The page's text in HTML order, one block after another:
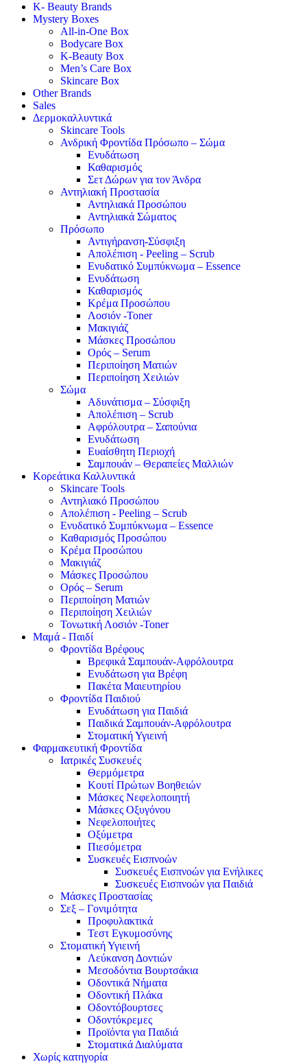
K- Beauty Brands
Mystery Boxes
All-in-One Box
Bodycare Box
K-Beauty Box
Men’s Care Box
Skincare Box
Other Brands
Sales
Δερμοκαλλυντικά
Skincare Tools
Ανδρική Φροντίδα Πρόσωπο – Σώμα
Ενυδάτωση
Καθαρισμός
Σετ Δώρων για τον Άνδρα
Αντηλιακή Προστασία
Αντηλιακά Προσώπου
Αντηλιακά Σώματος
Πρόσωπο
Αντιγήρανση-Σύσφιξη
Απολέπιση - Peeling – Scrub
Ενυδατικό Συμπύκνωμα – Essence
Ενυδάτωση
Καθαρισμός
Κρέμα Προσώπου
Λοσιόν -Toner
Μακιγιάζ
Μάσκες Προσώπου
Ορός – Serum
Περιποίηση Ματιών
Περιποίηση Χειλιών
Σώμα
Αδυνάτισμα – Σύσφιξη
Απολέπιση – Scrub
Αφρόλουτρα – Σαπούνια
Ενυδάτωση
Ευαίσθητη Περιοχή
Σαμπουάν – Θεραπείες Μαλλιών
Κορεάτικα Καλλυντικά
Skincare Tools
Αντηλιακό Προσώπου
Απολέπιση - Peeling – Scrub
Ενυδατικό Συμπύκνωμα – Essence
Καθαρισμός Προσώπου
Κρέμα Προσώπου
Μακιγιάζ
Μάσκες Προσώπου
Ορός – Serum
Περιποίηση Ματιών
Περιποίηση Χειλιών
Τονωτική Λοσιόν -Toner
Μαμά - Παιδί
Φροντίδα Βρέφους
Βρεφικά Σαμπουάν-Αφρόλουτρα
Ενυδάτωση για Βρέφη
Πακέτα Μαιευτηρίου
Φροντίδα Παιδιού
Ενυδάτωση για Παιδιά
Παιδικά Σαμπουάν-Αφρόλουτρα
Στοματική Υγιεινή
Φαρμακευτική Φροντίδα
Ιατρικές Συσκευές
Θερμόμετρα
Κουτί Πρώτων Βοηθειών
Μάσκες Νεφελοποιητή
Μάσκες Οξυγόνου
Νεφελοποιήτες
Οξύμετρα
Πιεσόμετρα
Συσκευές Εισπνοών
Συσκευές Εισπνοών για Ενήλικες
Συσκευές Εισπνοών για Παιδιά
Μάσκες Προστασίας
Σεξ – Γονιμότητα
Προφυλακτικά
Τεστ Εγκυμοσύνης
Στοματική Υγιεινή
Λεύκανση Δοντιών
Μεσοδόντια Βουρτσάκια
Οδοντικά Νήματα
Οδοντική Πλάκα
Οδοντόβουρτσες
Οδοντόκρεμες
Προϊόντα για Παιδιά
Στοματικά Διαλύματα
Χωρίς κατηγορία